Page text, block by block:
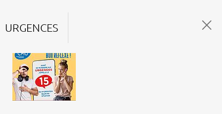
URGENCES